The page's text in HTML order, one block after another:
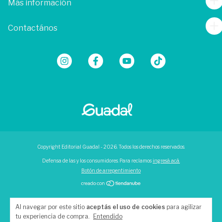
Al navegar por este sitio aceptás el uso de cookies para agilizar
tu experiencia de compra.
Entendido
Más información
Contactános
Copyright Editorial Guadal - 2026. Todos los derechos reservados.
Defensa de las y los consumidores. Para reclamos ingresá acá.
Botón de arrepentimiento